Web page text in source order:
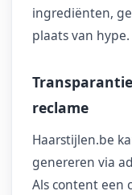
ingrediënten,
plaats van hype.
reclame
Haarstijlen.be
genereren via
Als content een